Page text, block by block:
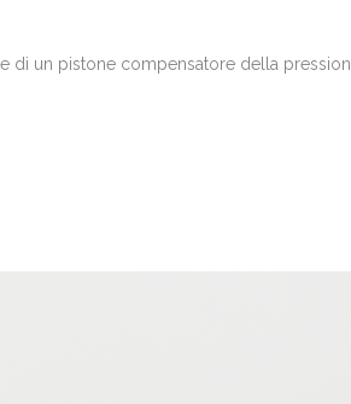
un pistone compensatore della